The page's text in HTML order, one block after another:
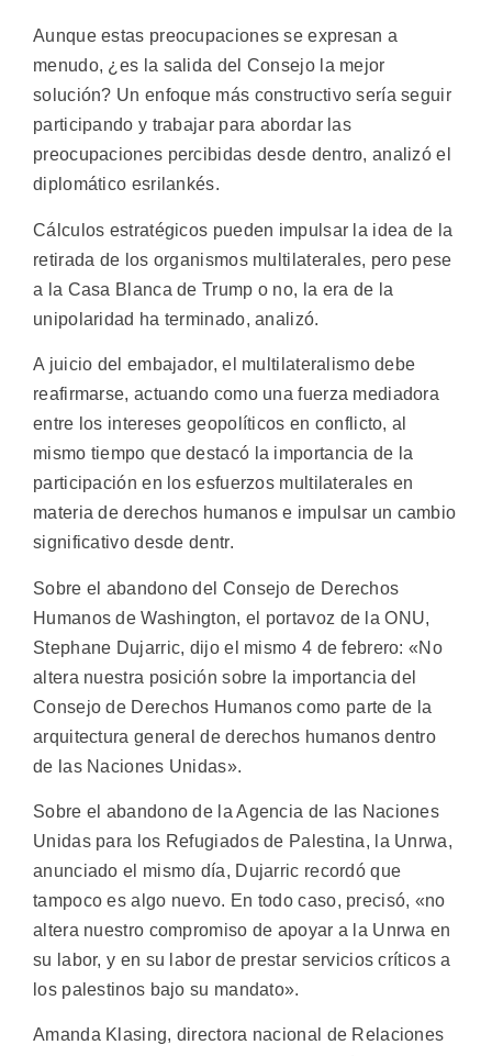
Aunque estas preocupaciones se expresan a
menudo, ¿es la salida del Consejo la mejor
solución? Un enfoque más constructivo sería seguir
participando y trabajar para abordar las
preocupaciones percibidas desde dentro, analizó el
diplomático esrilankés.
Cálculos estratégicos pueden impulsar la idea de la
retirada de los organismos multilaterales, pero pese
a la Casa Blanca de Trump o no, la era de la
unipolaridad ha terminado, analizó.
A juicio del embajador, el multilateralismo debe
reafirmarse, actuando como una fuerza mediadora
entre los intereses geopolíticos en conflicto, al
mismo tiempo que destacó la importancia de la
participación en los esfuerzos multilaterales en
materia de derechos humanos e impulsar un cambio
significativo desde dentr.
Sobre el abandono del Consejo de Derechos
Humanos de Washington, el portavoz de la ONU,
Stephane Dujarric, dijo el mismo 4 de febrero: «No
altera nuestra posición sobre la importancia del
Consejo de Derechos Humanos como parte de la
arquitectura general de derechos humanos dentro
de las Naciones Unidas».
Sobre el abandono de la Agencia de las Naciones
Unidas para los Refugiados de Palestina, la Unrwa,
anunciado el mismo día, Dujarric recordó que
tampoco es algo nuevo. En todo caso, precisó, «no
altera nuestro compromiso de apoyar a la Unrwa en
su labor, y en su labor de prestar servicios críticos a
los palestinos bajo su mandato».
Amanda Klasing, directora nacional de Relaciones